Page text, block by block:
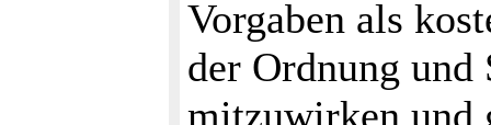
Vorgaben als
der Ordnung und
mitzuwirken und